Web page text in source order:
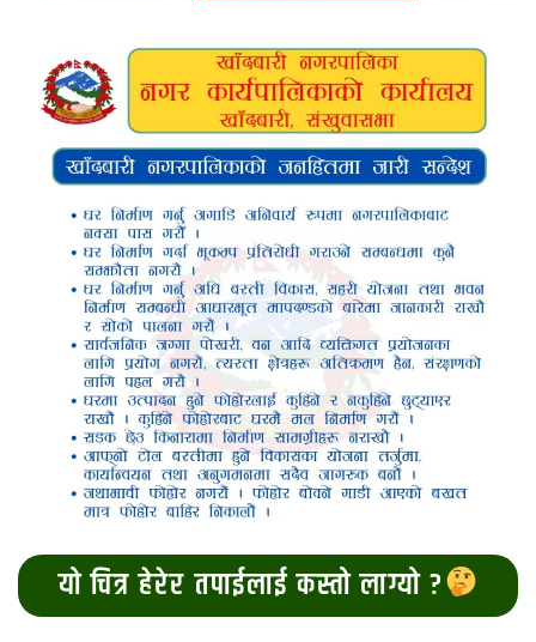
यो चित्र हेरेर तपाईलाई कस्तो लाग्यो ?